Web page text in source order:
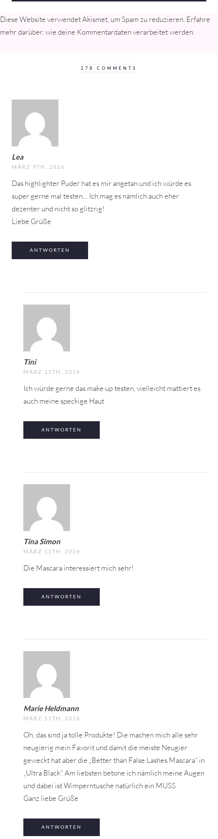
Diese Website verwendet Akismet, um Spam zu reduzieren. Erfahre
mehr darüber, wie deine Kommentardaten verarbeitet werden.
278 COMMENTS
Lea
MÄRZ 9TH, 2016
Das highlighter Puder hat es mir angetan und ich würde es
super gerne mal testen… Ich mag es nämlich auch eher
dezenter und nicht so glitzrig!
Liebe Grüße
ANTWORTEN
Tini
MÄRZ 11TH, 2016
Ich würde gerne das make up testen, vielleicht mattiert es
auch meine speckige Haut
ANTWORTEN
Tina Simon
MÄRZ 11TH, 2016
Die Mascara interessiert mich sehr!
ANTWORTEN
Marie Heldmann
MÄRZ 11TH, 2016
Oh, das sind ja tolle Produkte! Die machen mich alle sehr
neugierig mein Favorit und damit die meiste Neugier
geweckt hat aber die „Better than False Lashes Mascara“ in
„Ultra Black“. Am liebsten betone ich nämlich meine Augen
und dabei ist Wimperntusche natürlich ein MUSS
Ganz liebe Grüße
ANTWORTEN